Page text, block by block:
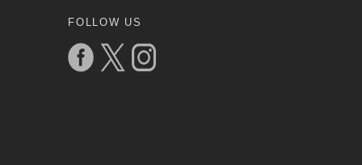
FOLLOW US